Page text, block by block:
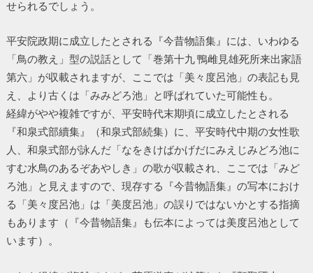
せられるでしょう。
平安院政期に成立したとされる『今昔物語集』には、いわゆる
「鳥の教え」型の説話として「巻第十九 鴨雌見雄死所来出家語
第六」が収載されますが、ここでは「美々度呂池」の表記も見
え、より古くは「みみどろ池」と呼ばれていた可能性も。
経緯がやや複雑ですが、平安時代末期頃に成立したとされる
『和泉式部續集』（和泉式部続集）に、平安時代中期の女性歌
人、和泉式部が詠んだ「なをきけばかげだにみえじみどろ池に
すむ水鳥のあるぞあやしき」の歌が収載され、ここでは「みど
ろ池」と見えますので、現存する『今昔物語集』の写本におけ
る「美々度呂池」は「美度呂池」の誤りではないかとする指摘
もあります（『今昔物語集』も伝本によっては美度呂池として
います）。